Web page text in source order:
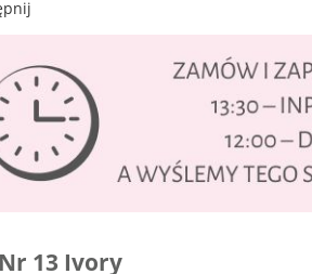
13 Ivory